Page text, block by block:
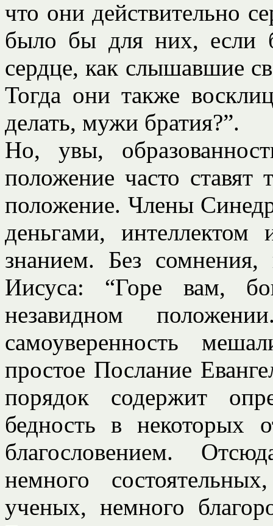
что они действительно
было бы для них, если
сердце, как слышавшие
Тогда они также
делать, мужи братия?”.
Но, увы,
положение часто ставят
положение. Члены
деньгами,
знанием. Без
Иисуса: “Горе вам,
незавидном
самоуверенность
простое Послание
порядок содержит
бедность в некоторых
благословением.
немного
ученых, немного